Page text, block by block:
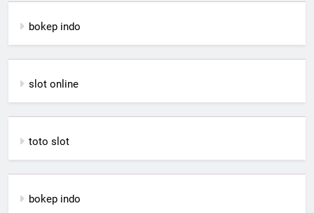
bokep indo
slot online
toto slot
bokep indo